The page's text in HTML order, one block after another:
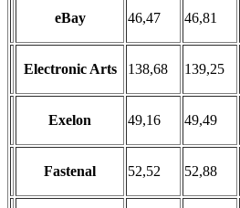
eBay 46,47 46,81
Electronic Arts 138,68 139,25
Exelon 49,16 49,49
Fastenal 52,52 52,88